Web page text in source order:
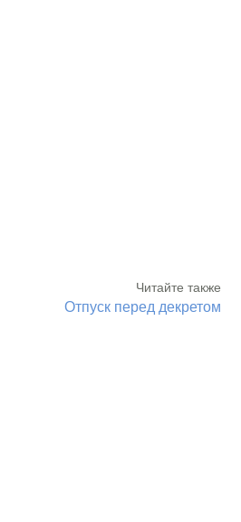
Читайте также
Отпуск перед декретом